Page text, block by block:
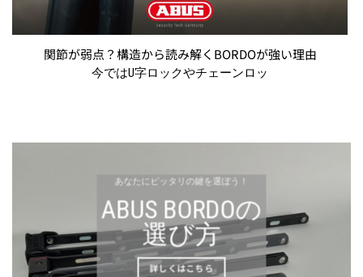
関節が弱点？構造から読み解くBORDOが強い理由
今ではU字ロックやチェーンロッ
あなたにピッタリの鍵を選ぼう！
ABUS BORDOの
選び方
詳しくはこちら